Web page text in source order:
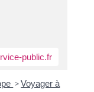
>Voyager à